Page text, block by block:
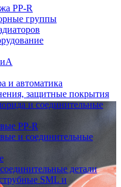
PP-R
группы
и автоматика
защитные покрытия
и соединительные
PP-R
и соединительные
детали
SML и